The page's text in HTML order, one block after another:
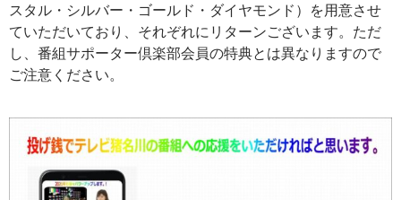
スタル・シルバー・ゴールド・ダイヤモンド）を用意させ
ていただいており、それぞれにリターンございます。ただ
し、番組サポーター倶楽部会員の特典とは異なりますので
ご注意ください。